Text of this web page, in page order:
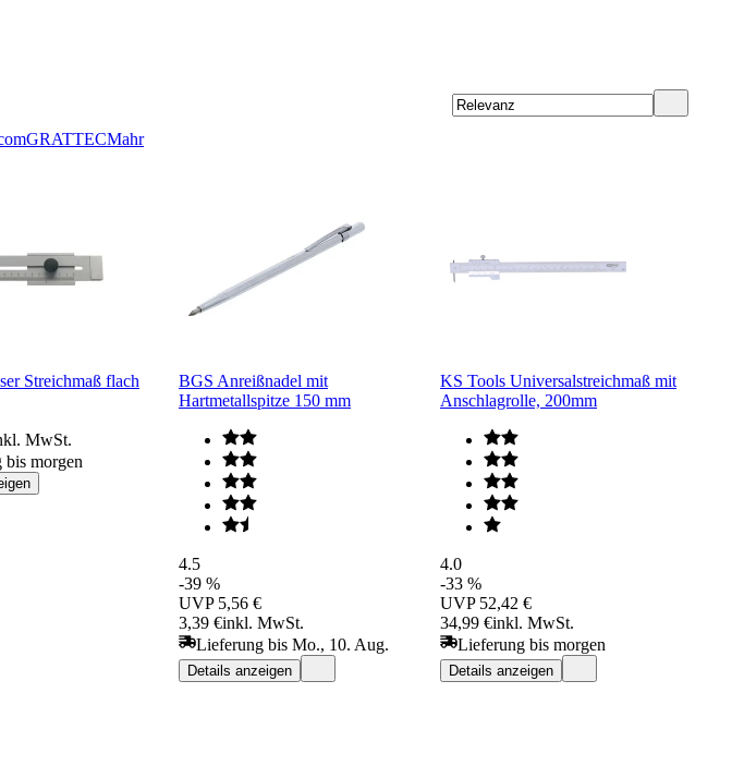
GRATTECMahr
Streichmaß flach
MwSt.
morgen
BGS Anreißnadel mit
Hartmetallspitze 150 mm
4.5
-39 %
UVP 5,56 €
3,39 €inkl. MwSt.
Lieferung bis Mo., 10. Aug.
Details anzeigen
KS Tools Universalstreichmaß mit
Anschlagrolle, 200mm
4.0
-33 %
UVP 52,42 €
34,99 €inkl. MwSt.
Lieferung bis morgen
Details anzeigen